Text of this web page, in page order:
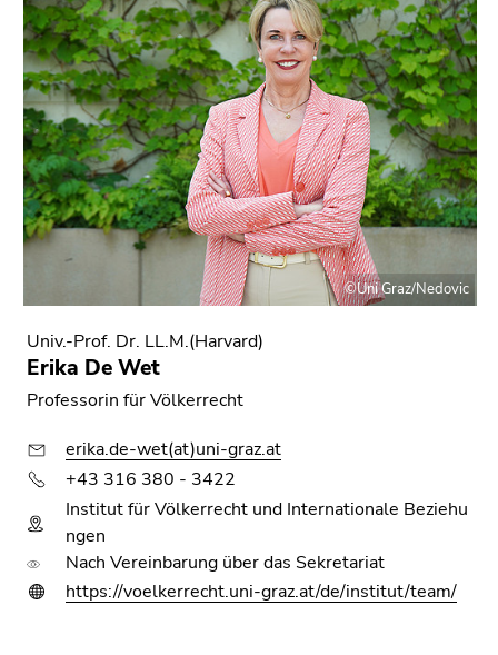
Zu
den
Seiteneinstellungen
(Benutzer/Sprache)
(Zugriffstaste
8)
Zur
Suche
(Zugriffstaste
9)
©Uni Graz/Nedovic
Univ.-Prof. Dr. LL.M.(Harvard)
Erika De Wet
Professorin für Völkerrecht
erika.de-wet(at)uni-graz.at
+43 316 380 - 3422
Institut für Völkerrecht und Internationale Beziehu
ngen
Nach Vereinbarung über das Sekretariat
https://voelkerrecht.uni-graz.at/de/institut/team/